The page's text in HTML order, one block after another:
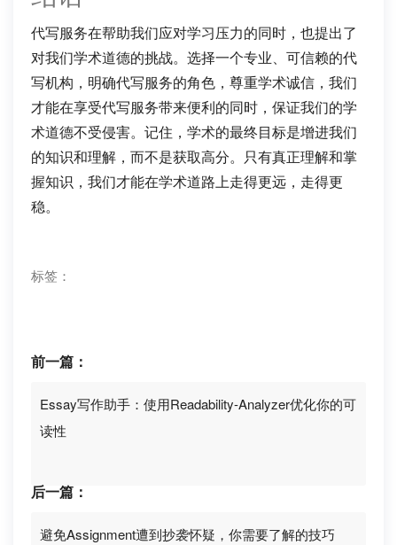
代写服务在帮助我们应对学习压力的同时，也提出了
对我们学术道德的挑战。选择一个专业、可信赖的代
写机构，明确代写服务的角色，尊重学术诚信，我们
才能在享受代写服务带来便利的同时，保证我们的学
术道德不受侵害。记住，学术的最终目标是增进我们
的知识和理解，而不是获取高分。只有真正理解和掌
握知识，我们才能在学术道路上走得更远，走得更
稳。
标签：
前一篇：
Essay写作助手：使用Readability-Analyzer优化你的可
读性
后一篇：
避免Assignment遭到抄袭怀疑，你需要了解的技巧